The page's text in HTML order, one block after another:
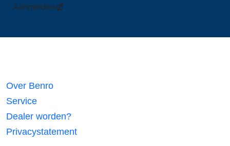
Aanmelden
Over Benro
Service
Dealer worden?
Privacystatement